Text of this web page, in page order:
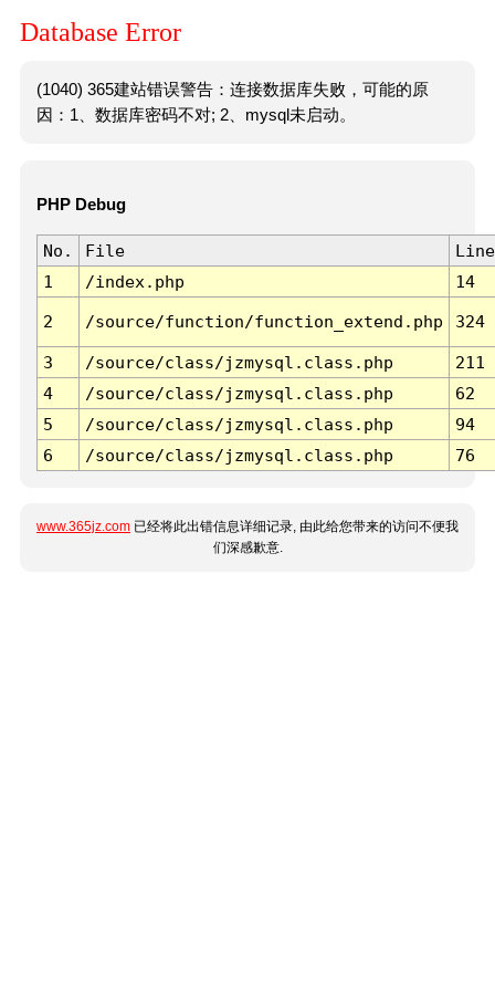
Database Error
(1040) 365建站错误警告：连接数据库失败，可能的原
因：1、数据库密码不对; 2、mysql未启动。
PHP Debug
No. File
Line
1
/index.php 14
2 /source/function/function_extend.php 324
3 /source/class/jzmysql.class.php
211
4
/source/class/jzmysql.class.php
62
5
/source/class/jzmysql.class.php
94
6
/source/class/jzmysql.class.php 76
www.365jz.com 已经将此出错信息详细记录, 由此给您带来的访问不便我
们深感歉意.